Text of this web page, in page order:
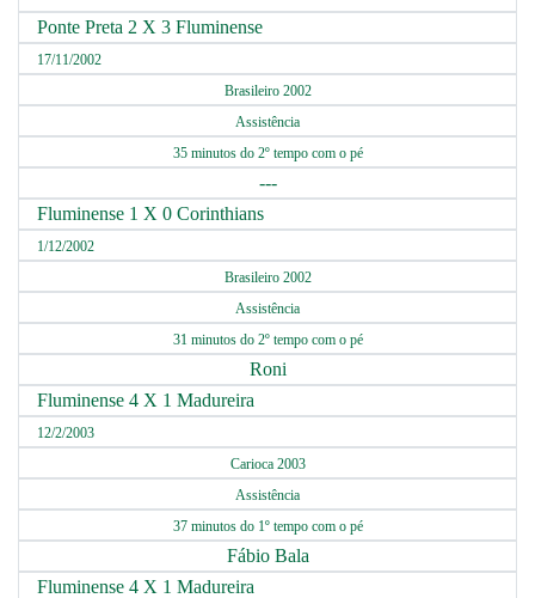
Ponte Preta 2 X 3 Fluminense
17/11/2002
Brasileiro 2002
Assistência
35 minutos do 2º tempo com o pé
---
Fluminense 1 X 0 Corinthians
1/12/2002
Brasileiro 2002
Assistência
31 minutos do 2º tempo com o pé
Roni
Fluminense 4 X 1 Madureira
12/2/2003
Carioca 2003
Assistência
37 minutos do 1º tempo com o pé
Fábio Bala
Fluminense 4 X 1 Madureira